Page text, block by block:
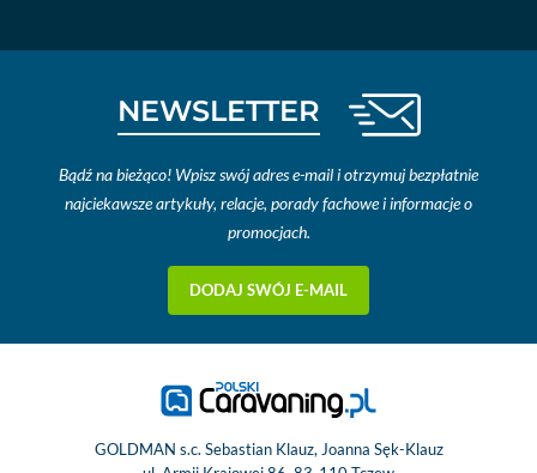
NEWSLETTER
Bądź na bieżąco! Wpisz swój adres e-mail i otrzymuj bezpłatnie
najciekawsze artykuły, relacje, porady fachowe i informacje o
promocjach.
DODAJ SWÓJ E-MAIL
GOLDMAN s.c. Sebastian Klauz, Joanna Sęk-Klauz